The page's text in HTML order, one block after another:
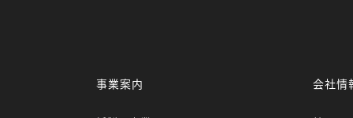
事業案内 会社情